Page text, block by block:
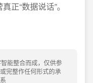
正“数据说话”。
能整合而成，仅供参
完整作任何形式的承